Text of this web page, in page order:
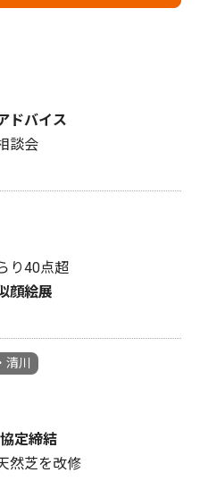
ドバイス
談会
り40点超
顔絵展
清川
定締結
然芝を改修